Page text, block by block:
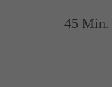
45 Min.